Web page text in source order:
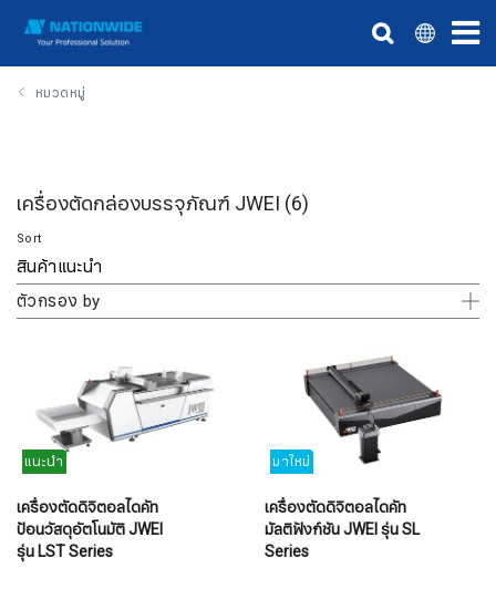
หมวดหมู่
เครื่องตัดกล่องบรรจุภัณฑ์ JWEI (6)
Sort
ตัวกรอง by
แนะนำ
เครื่องตัดดิจิตอลไดคัท
ป้อนวัสดุอัตโนมัติ JWEI
รุ่น LST Series
มาใหม่
เครื่องตัดดิจิตอลไดคัท
มัลติฟังก์ชัน JWEI รุ่น SL
Series